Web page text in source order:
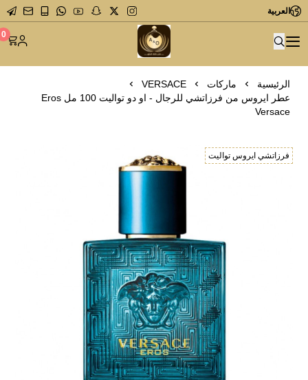
العربية
متجر عاشق العطور 0
الرئيسية ماركات
VERSACE
عطر ايروس من فرزاتشي للرجال - او دو تواليت 100 مل Eros
Versace
فرزاتشي ايروس تواليت